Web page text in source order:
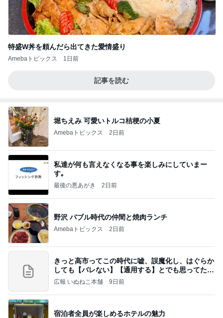
特盛W丼を頼んだら出てきた愛情盛り
Amebaトピックス 1日前
記事を読む
堀ちえみ 可愛いトルコ桔梗の小夏
Amebaトピックス 2日前
私達が何も言えなくなる事を楽しみにしていまー
す｡
最後の悪あがき 2日前
野沢 バブル時代の仲間と焼肉ランチ
Amebaトピックス 2日前
きっと高市ってこの時代に嘘、誤魔化し、はぐらか
しても【バレない】【通用する】とでも思ってたん
だろ
広報 いぬねこ本舗 9日前
宿泊者全員が楽しめるホテルの魅力